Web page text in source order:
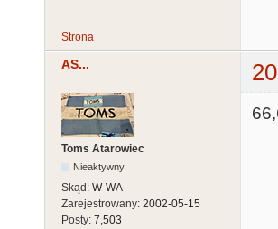
Strona
AS...
Toms Atarowiec
Nieaktywny
Skąd: W-WA
Zarejestrowany: 2002-05-15
Posty: 7,503